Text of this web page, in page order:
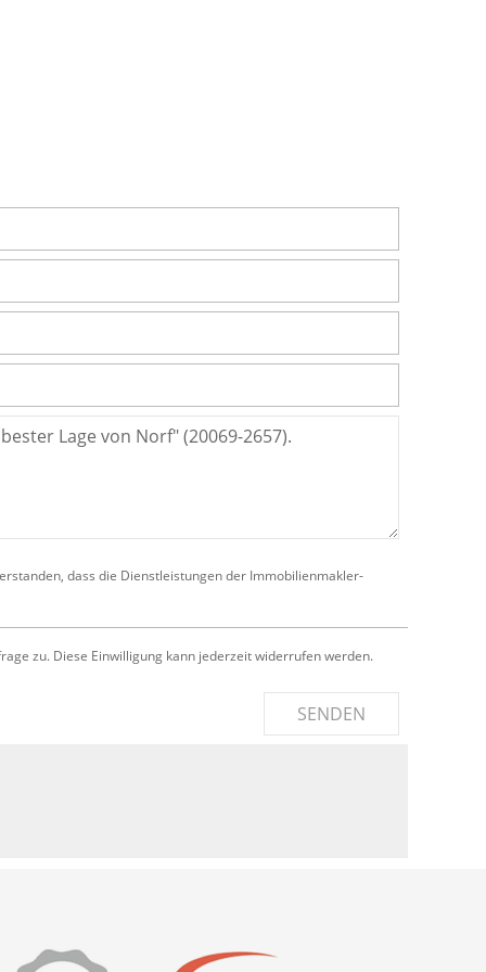
dass die Dienstleistungen der Immobilienmakler-
zu. Diese Einwilligung kann jederzeit widerrufen werden.
SENDEN